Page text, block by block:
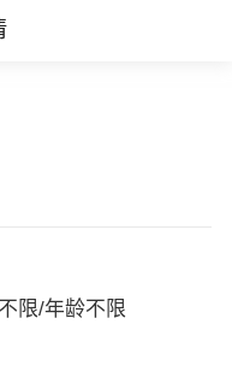
限/年龄不限